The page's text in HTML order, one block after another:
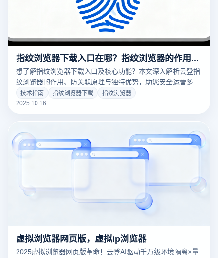
指纹浏览器下载入口在哪？指纹浏览器的作用和特别之处？
想了解指纹浏览器下载入口及核心功能？本文深入解析云登指
纹浏览器的作用、防关联原理与独特优势，助您安全运营多账
号，提升跨境电商与海外社媒管理效率。
技术指南 指纹浏览器下载
指纹浏览器
2025.10.16
虚拟浏览器网页版，虚拟ip浏览器
2025虚拟浏览器网页版革命！云登AI驱动千万级环境隔离×量